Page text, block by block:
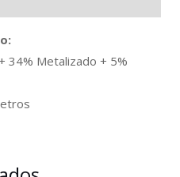
34% Metalizado + 5%